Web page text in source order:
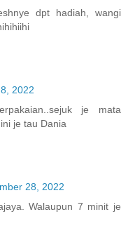
dpt hadiah, wangi
2022
je mata
je tau Dania
28, 2022
Walaupun 7 minit je